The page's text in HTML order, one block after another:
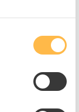
753,42 Kč/ks